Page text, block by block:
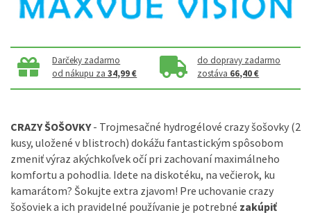
Darčeky zadarmo
od nákupu za34,99 €
do dopravy zadarmo
zostáva 66,40 €
CRAZY ŠOŠOVKY- Trojmesačné hydrogélové crazy šošovky (2
kusy, uložené v blistroch) dokážu fantastickým spôsobom
zmeniť výraz akýchkoľvek očí pri zachovaní maximálneho
komfortu a pohodlia. Idete na diskotéku, na večierok, ku
kamarátom? Šokujte extra zjavom! Pre uchovanie crazy
šošoviek a ich pravidelné používanie je potrebné zakúpiť